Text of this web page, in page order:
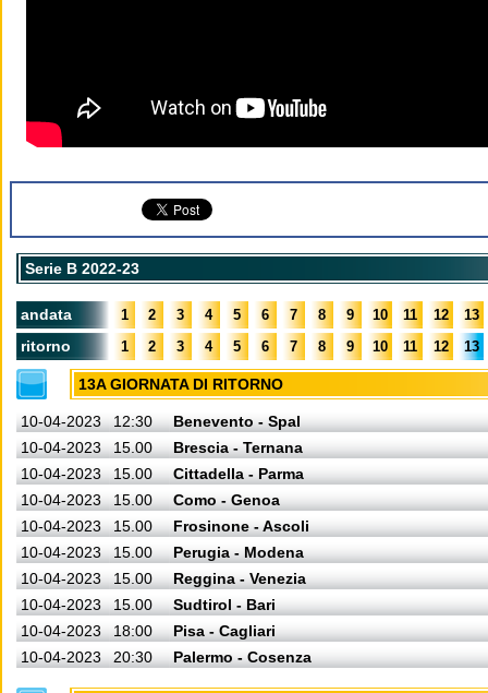
Serie B 2022-23
andata 1 2 3 4 5 6 7 8 9 10 11 12 13
ritorno 1 2 3 4 5 6 7 8 9 10 11 12 13
13A GIORNATA DI RITORNO
10-04-2023 12:30
Benevento - Spal
10-04-2023
15.00
Brescia - Ternana
10-04-2023
15.00
Cittadella - Parma
10-04-2023
15.00
Como - Genoa
10-04-2023
15.00
Frosinone - Ascoli
10-04-2023
15.00
Perugia - Modena
10-04-2023
15.00
Reggina - Venezia
10-04-2023
15.00
Sudtirol - Bari
10-04-2023
18:00
Pisa - Cagliari
10-04-2023
20:30 Palermo - Cosenza